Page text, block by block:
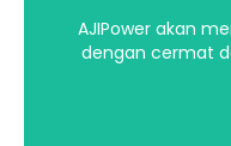
AJIPower akan
dengan cermat